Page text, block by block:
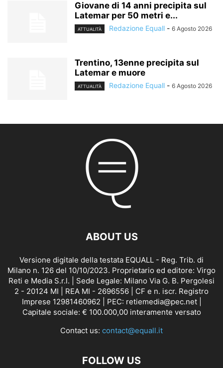
Giovane di 14 anni precipita sul
Latemar per 50 metri e...
ATTUALITÀ Redazione Equall - 6 Agosto 2026
Trentino, 13enne precipita sul
Latemar e muore
ATTUALITÀ Redazione Equall - 6 Agosto 2026
ABOUT US
Versione digitale della testata EQUALL - Reg. Trib. di
Milano n. 126 del 10/10/2023. Proprietario ed editore: Virgo
Reti e Media S.r.l. | Sede Legale: Milano Via G. B. Pergolesi
2 - 20124 MI | REA MI - 2696556 | CF e n. iscr. Registro
Imprese 12981460962 | PEC: retiemedia@pec.net |
Capitale sociale: € 100.000,00 interamente versato
Contact us: contact@equall.it
FOLLOW US